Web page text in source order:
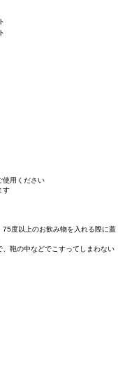
使用ください
す
75度以上のお飲み物を入れる際に蓋
、鞄の中などでこすってしまわない